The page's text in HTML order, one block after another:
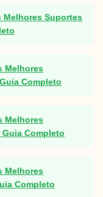
Melhores Suportes
Melhores
Completo
Melhores
Completo
Melhores
Completo